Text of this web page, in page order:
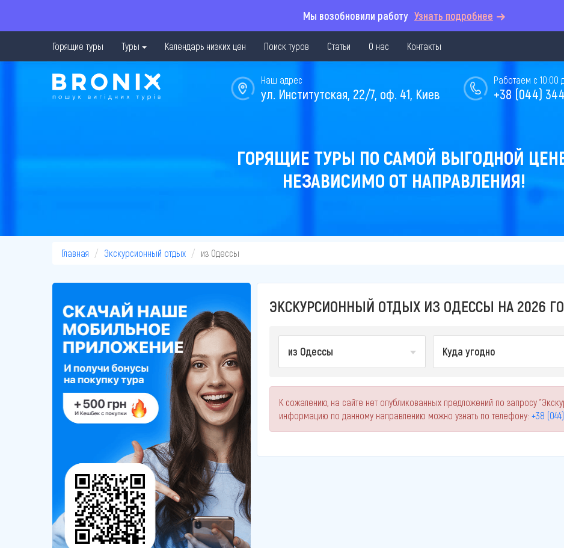
Мы возобновили работу Узнать подробнее
Горящие туры Туры Календарь низких цен Поиск туров Статьи О нас Контакты
Работаем с 10:00
+38 (044)
Наш адрес
ул. Институтская, 22/7, оф. 41, Киев
ГОРЯЩИЕ ТУРЫ ПО САМОЙ ВЫГОДНОЙ
НЕЗАВИСИМО ОТ НАПРАВЛЕНИЯ!
Главная Экскурсионный отдых из Одессы
ЭКСКУРСИОННЫЙ ОТДЫХ ИЗ ОДЕССЫ НА 2026
из Одессы Куда угодно
К сожалению, на сайте нет опубликованных предложений по запросу
информацию по данному направлению можно узнать по телефону: +38